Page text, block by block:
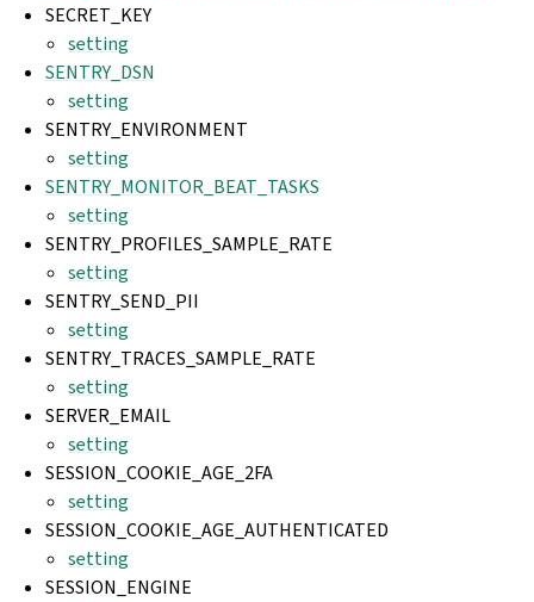
SECRET_KEY
setting
SENTRY_DSN
setting
SENTRY_ENVIRONMENT
setting
SENTRY_MONITOR_BEAT_TASKS
setting
SENTRY_PROFILES_SAMPLE_RATE
setting
SENTRY_SEND_PII
setting
SENTRY_TRACES_SAMPLE_RATE
setting
SERVER_EMAIL
setting
SESSION_COOKIE_AGE_2FA
setting
SESSION_COOKIE_AGE_AUTHENTICATED
setting
SESSION_ENGINE